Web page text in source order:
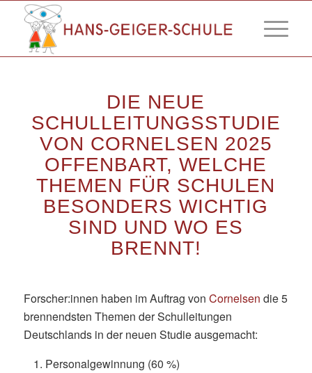
DIE NEUE
SCHULLEITUNGSSTUDIE
VON CORNELSEN 2025
OFFENBART, WELCHE
THEMEN FÜR SCHULEN
BESONDERS WICHTIG
SIND UND WO ES
BRENNT!
Forscher:innen haben im Auftrag von Cornelsen die 5
brennendsten Themen der Schulleitungen
Deutschlands in der neuen Studie ausgemacht:
Personalgewinnung (60 %)